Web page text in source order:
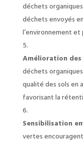
déchets
déchets envoyés
l’environnement
Amélioration des
déchets
qualité des sols en
favorisant la
Sensibilisation
vertes